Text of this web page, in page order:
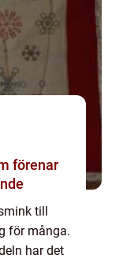
till
för många.
har det